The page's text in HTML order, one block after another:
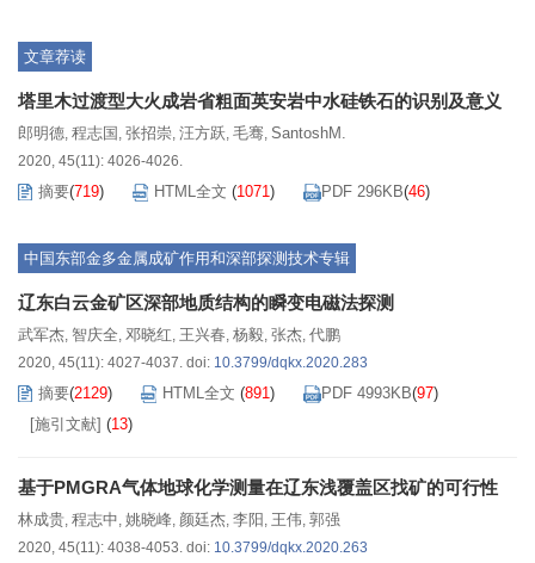
文章荐读
塔里木过渡型大火成岩省粗面英安岩中水硅铁石的识别及意义
郎明德, 程志国 , 张招崇, 汪方跃, 毛骞, SantoshM.
2020, 45(11): 4026-4026.
摘要(719) HTML全文 (1071) PDF 296KB(46)
中国东部金多金属成矿作用和深部探测技术专辑
辽东白云金矿区深部地质结构的瞬变电磁法探测
武军杰, 智庆全, 邓晓红, 王兴春, 杨毅, 张杰, 代鹏
2020, 45(11): 4027-4037. doi: 10.3799/dqkx.2020.283
摘要(2129) HTML全文 (891) PDF 4993KB(97)
[施引文献] (13)
基于PMGRA气体地球化学测量在辽东浅覆盖区找矿的可行性
林成贵, 程志中, 姚晓峰, 颜廷杰, 李阳 , 王伟, 郭强
2020, 45(11): 4038-4053. doi: 10.3799/dqkx.2020.263